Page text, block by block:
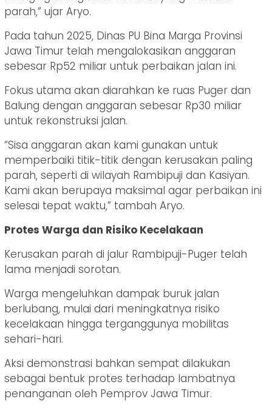
parah,” ujar Aryo.
Pada tahun 2025, Dinas PU Bina Marga Provinsi
Jawa Timur telah mengalokasikan anggaran
sebesar Rp52 miliar untuk perbaikan jalan ini.
Fokus utama akan diarahkan ke ruas Puger dan
Balung dengan anggaran sebesar Rp30 miliar
untuk rekonstruksi jalan.
“Sisa anggaran akan kami gunakan untuk
memperbaiki titik-titik dengan kerusakan paling
parah, seperti di wilayah Rambipuji dan Kasiyan.
Kami akan berupaya maksimal agar perbaikan ini
selesai tepat waktu,” tambah Aryo.
Protes Warga dan Risiko Kecelakaan
Kerusakan parah di jalur Rambipuji-Puger telah
lama menjadi sorotan.
Warga mengeluhkan dampak buruk jalan
berlubang, mulai dari meningkatnya risiko
kecelakaan hingga terganggunya mobilitas
sehari-hari.
Aksi demonstrasi bahkan sempat dilakukan
sebagai bentuk protes terhadap lambatnya
penanganan oleh Pemprov Jawa Timur.